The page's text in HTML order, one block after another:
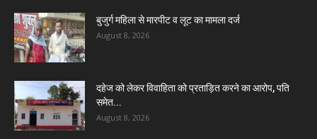
बुजुर्ग महिला से मारपीट व लूट का मामला दर्ज
August 8, 2026
दहेज को लेकर विवाहिता को प्रताड़ित करने का आरोप, पति
समेत...
August 8, 2026